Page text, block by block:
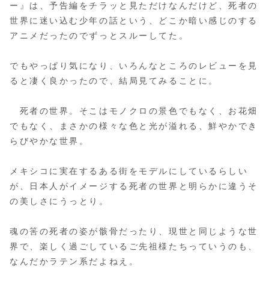
ー』は、予告編をチラッと見ただけなんだけど、死者の
世界に迷い込む少年の話という、どこか暗い感じのする
アニメだったのでずっとスルーしてた。
でもやっぱり気になり、いろんなところのレビューを見
ると凄く良かったので、結局見てみることに。
死者の世界。そこはモノクロの景色でもなく、お花畑
でもなく、まさかの様々な色と光が溢れる、鮮やかでき
らびやかな世界。
メキシコに実在するある街をモデルにしているらしい
が、日本人がイメージする死者の世界と明らかに違うそ
の美しさにうっとり。
魂の筈の死者の姿が骸骨だったり、現世と同じような世
界で、楽しく過ごしているご先祖様たちっていうのも、
なんだかラテン系だよねえ。